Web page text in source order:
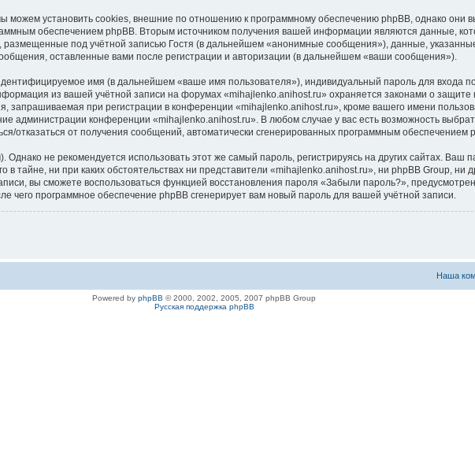
установить cookies, внешние по отношению к программному обеспечению phpBB, однако они
обеспечением phpBB. Вторым источником получения вашей информации являются данные,
под учётной записью Гостя (в дальнейшем «анонимные сообщения»), данные,
оставленные вами после регистрации и авторизации (в дальнейшем «ваши сообщения»).
имя (в дальнейшем «ваше имя пользователя»), индивидуальный пароль для входа
из вашей учётной записи на форумах «mihajlenko.anihost.ru» охраняется законами о
запрашиваемая при регистрации в конференции «mihajlenko.anihost.ru», кроме вашего имени
администрации конференции «mihajlenko.anihost.ru». В любом случае у вас есть возможность
отказаться от получения сообщений, автоматически сгенерированных программным обеспечением
не рекомендуется использовать этот же самый пароль, регистрируясь на других сайтах. Ваш
тайне, ни при каких обстоятельствах ни представители «mihajlenko.anihost.ru», ни phpBB Group, ни
вы сможете воспользоваться функцией восстановления пароля «Забыли пароль?»,
чего программное обеспечение phpBB сгенерирует вам новый пароль для вашей учётной записи.
Наша
Powered by phpBB © 2000, 2002, 2005, 2007 phpBB Group
Русская поддержка phpBB